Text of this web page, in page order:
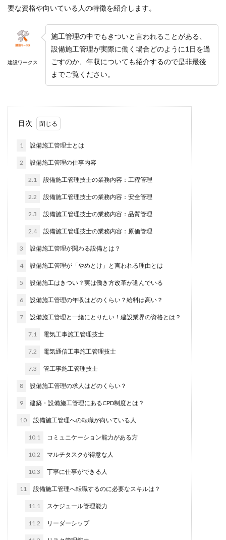
要な資格や向いている人の特徴を紹介します。
建設ワークス
施工管理の中でもきついと言われることがある、
設備施工管理が実際に働く場合どのように1日を過
ごすのか、年収についても紹介するので是非最後
までご覧ください。
目次
1 設備施工管理士とは
2 設備施工管理の仕事内容
2.1 設備施工管理技士の業務内容：工程管理
2.2 設備施工管理技士の業務内容：安全管理
2.3 設備施工管理技士の業務内容：品質管理
2.4 設備施工管理技士の業務内容：原価管理
3 設備施工管理が関わる設備とは？
4 設備施工管理が「やめとけ」と言われる理由とは
5 設備施工はきつい？実は働き方改革が進んでいる
6 設備施工管理の年収はどのくらい？給料は高い？
7 設備施工管理と一緒にとりたい！建設業界の資格とは？
7.1 電気工事施工管理技士
7.2 電気通信工事施工管理技士
7.3 管工事施工管理技士
8 設備施工管理の求人はどのくらい？
9 建築・設備施工管理にあるCPD制度とは？
10 設備施工管理への転職が向いている人
10.1 コミュニケーション能力がある方
10.2 マルチタスクが得意な人
10.3 丁寧に仕事ができる人
11 設備施工管理へ転職するのに必要なスキルは？
11.1 スケジュール管理能力
11.2 リーダーシップ